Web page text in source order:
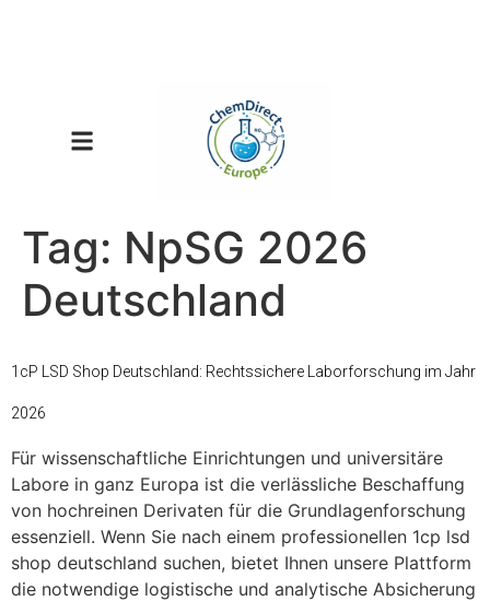
Tag: NpSG 2026
Deutschland
1cP LSD Shop Deutschland: Rechtssichere Laborforschung im Jahr
2026
Für wissenschaftliche Einrichtungen und universitäre
Labore in ganz Europa ist die verlässliche Beschaffung
von hochreinen Derivaten für die Grundlagenforschung
essenziell. Wenn Sie nach einem professionellen 1cp lsd
shop deutschland suchen, bietet Ihnen unsere Plattform
die notwendige logistische und analytische Absicherung